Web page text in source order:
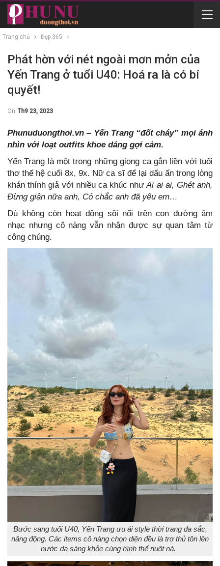
Trang chủ Đẹp 365
Phát hờn với nét ngoài mơn mởn của
Yến Trang ở tuổi U40: Hoá ra là có bí
quyết!
On Th9 23, 2023
Phunuduongthoi.vn – Yến Trang “đốt cháy” mọi ánh
nhìn với loạt outfits khoe dáng gợi cảm.
Yến Trang là một trong những giọng ca gắn liền với tuổi
thơ thế hệ cuối 8x, 9x. Nữ ca sĩ để lại dấu ấn trong lòng
khán thính giả với nhiều ca khúc nhưAi ai ai, Ghét anh,
Đừng giận nữa anh, Có chắc anh đã yêu em…
Dù không còn hoạt động sôi nổi trên con đường âm
nhạc nhưng cô nàng vẫn nhận được sự quan tâm từ
công chúng.
Bước sang tuổi U40, Yến Trang ưu ái style thời trang đa sắc,
năng động. Các items cô nàng chọn diện đều là trợ thủ tôn lên
nước da sáng khỏe cùng hình thể nuột nà.